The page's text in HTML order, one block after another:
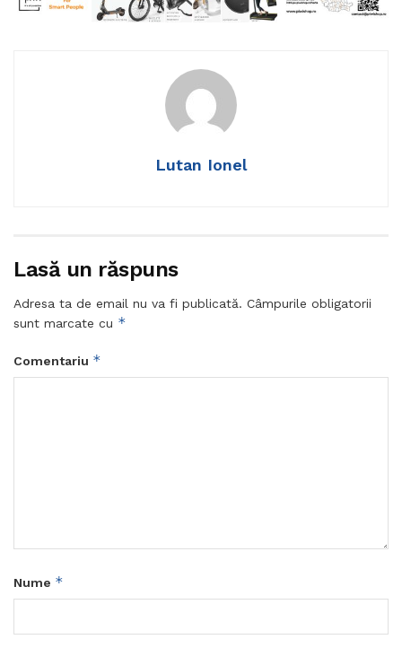
Lutan Ionel
Lasă un răspuns
Adresa ta de email nu va fi publicată. Câmpurile obligatorii
sunt marcate cu *
Comentariu *
Nume *